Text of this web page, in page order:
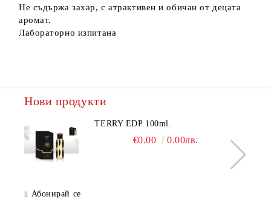
Не съдържа захар, с атрактивен и обичан от децата
аромат.
Лабораторно изпитана
Нови продукти
TERRY EDP 100ml.
€0.00 0.00лв.
Абонирай се